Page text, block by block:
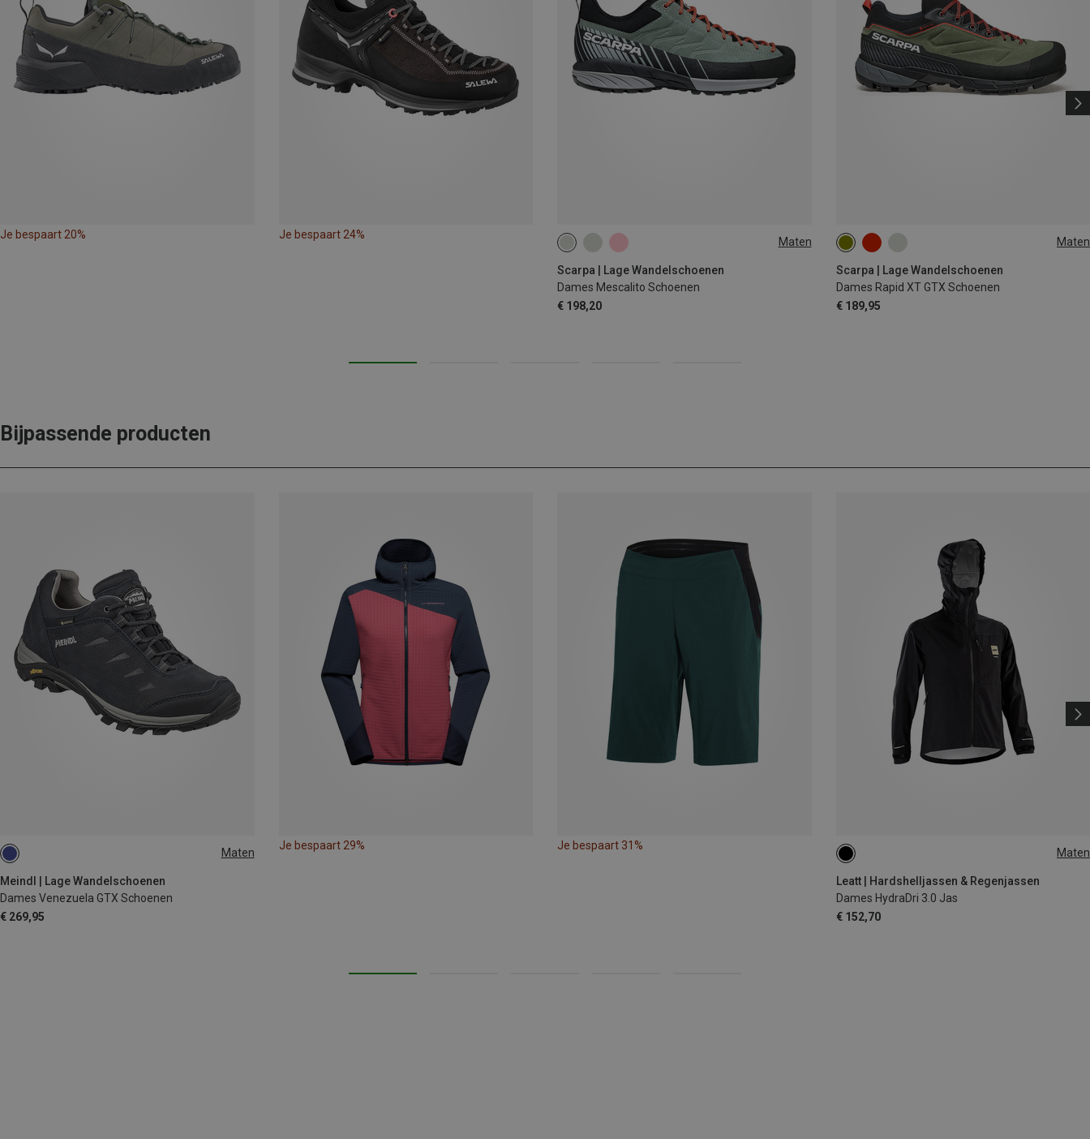
Je bespaart 20% Je bespaart 24%
Maten
Scarpa | Lage Wandelschoenen
Dames Mescalito Schoenen
€ 198,20
Maten
Scarpa | Lage Wandelschoenen
Dames Rapid XT GTX Schoenen
€ 189,95
Bijpassende producten
Maten
Meindl | Lage Wandelschoenen
Dames Venezuela GTX Schoenen
€ 269,95
Je bespaart 29% Je bespaart 31%
Maten
Leatt | Hardshelljassen & Regenjassen
Dames HydraDri 3.0 Jas
€ 152,70
XS